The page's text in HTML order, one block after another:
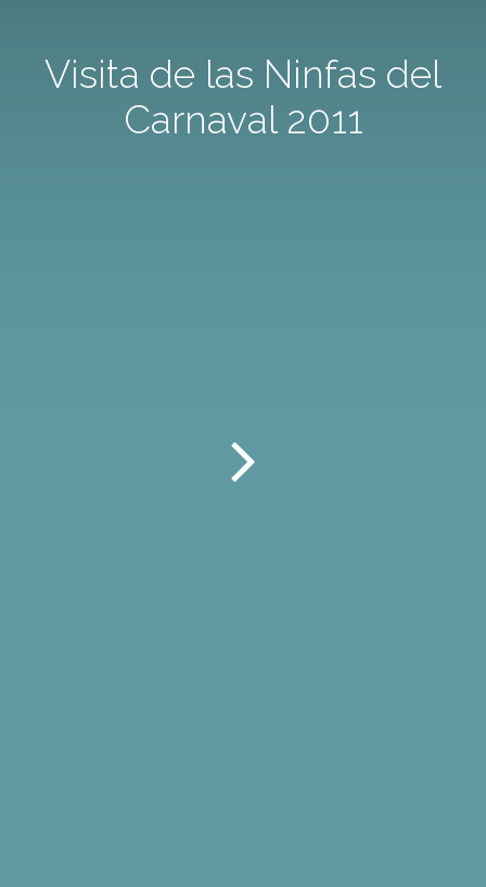
Visita de las Ninfas del
Carnaval 2011